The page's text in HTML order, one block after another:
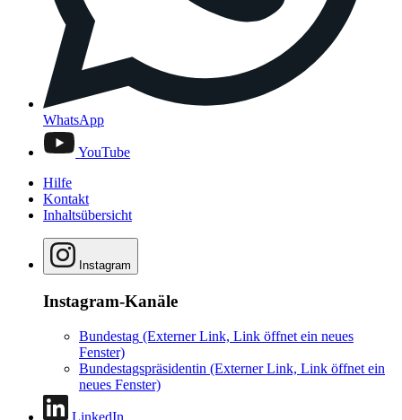
WhatsApp
YouTube
Hilfe
Kontakt
Inhaltsübersicht
Instagram
Instagram-Kanäle
Bundestag (Externer Link, Link öffnet ein neues
Fenster)
Bundestagspräsidentin (Externer Link, Link öffnet ein
neues Fenster)
LinkedIn